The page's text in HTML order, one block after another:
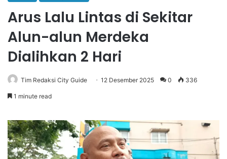
Arus Lalu Lintas di Sekitar
Alun-alun Merdeka
Dialihkan 2 Hari
Tim Redaksi City Guide 12 Desember 2025 0 336
1 minute read